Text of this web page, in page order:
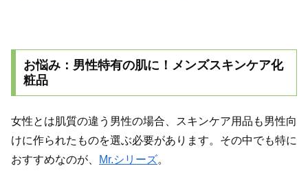
お悩み：男性特有の肌に！メンズスキンケア化
粧品
女性とは肌質の違う男性の場合、スキンケア用品も男性向
けに作られたものを選ぶ必要があります。その中でも特に
おすすめなのが、
Mr.シリーズ。